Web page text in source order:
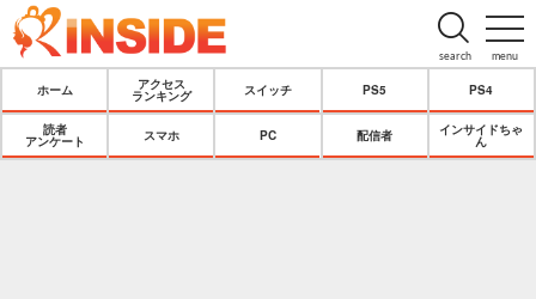
menu
search
ホーム
アクセス
ランキング
スイッチ PS5 PS4
読者
アンケート
スマホ PC 配信者
インサイドちゃ
ん